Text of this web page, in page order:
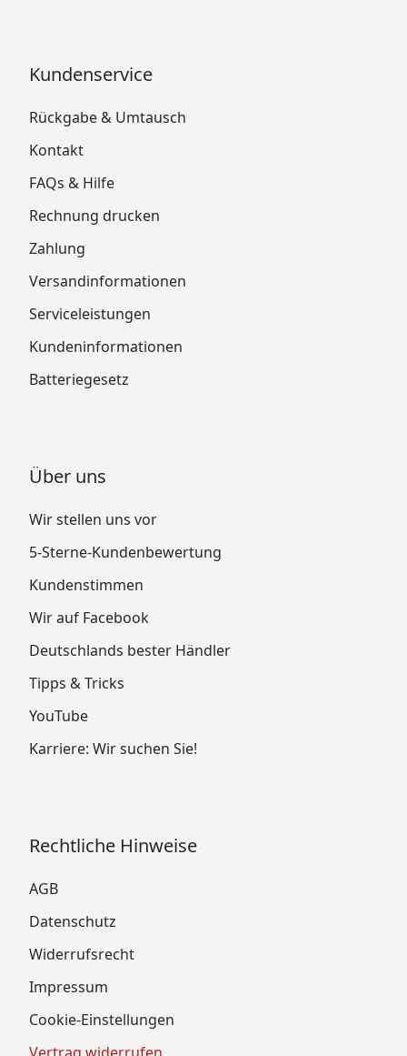
Kundenservice
Rückgabe & Umtausch
Kontakt
FAQs & Hilfe
Rechnung drucken
Zahlung
Versandinformationen
Serviceleistungen
Kundeninformationen
Batteriegesetz
Über uns
Wir stellen uns vor
5-Sterne-Kundenbewertung
Kundenstimmen
Wir auf Facebook
Deutschlands bester Händler
Tipps & Tricks
YouTube
Karriere: Wir suchen Sie!
Rechtliche Hinweise
AGB
Datenschutz
Widerrufsrecht
Impressum
Cookie-Einstellungen